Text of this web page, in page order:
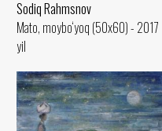
Sodiq Rahmsnov
Mato, moybo‘yoq (50x60) - 2017
yil